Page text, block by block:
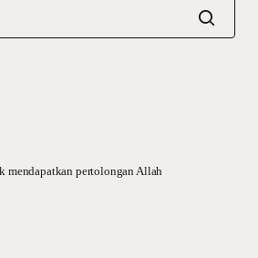
mendapatkan pertolongan Allah